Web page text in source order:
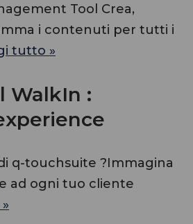
Tool Crea,
i contenuti per tutti i
tutto »
WalkIn :
q-touchsuite ?Immagina
ad ogni tuo cliente